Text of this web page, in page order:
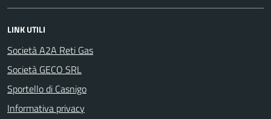
LINK UTILI
Società A2A Reti Gas
Società GECO SRL
Sportello di Casnigo
Informativa privacy